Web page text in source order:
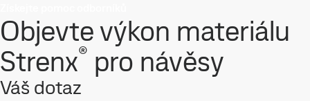
Objevte výkon materiálu
Strenx® pro návěsy
Váš dotaz